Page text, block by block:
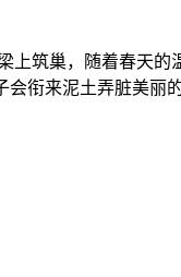
筑巢，随着春天
衔来泥土弄脏美